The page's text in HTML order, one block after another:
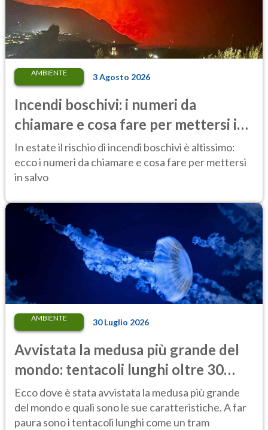
AMBIENTE 3 Agosto 2026
Incendi boschivi: i numeri da
chiamare e cosa fare per mettersi in
salvo
In estate il rischio di incendi boschivi è altissimo:
ecco i numeri da chiamare e cosa fare per mettersi
in salvo
AMBIENTE 30 Luglio 2026
Avvistata la medusa più grande del
mondo: tentacoli lunghi oltre 30
metri, più di un tram cittadino
Ecco dove è stata avvistata la medusa più grande
del mondo e quali sono le sue caratteristiche. A far
paura sono i tentacoli lunghi come un tram